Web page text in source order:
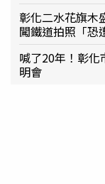
彰化二水花旗
闖鐵道拍照「恐
喊了20年！彰
明會